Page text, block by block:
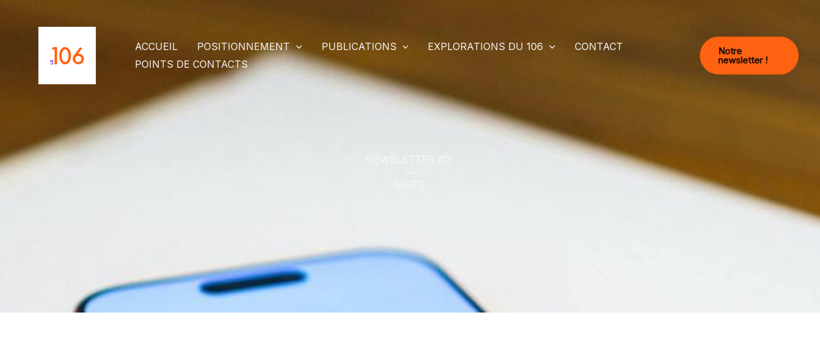
ACCUEIL POSITIONNEMENT PUBLICATIONS EXPLORATIONS DU 106
CONTACT
POINTS DE CONTACTS
Notre
newsletter !